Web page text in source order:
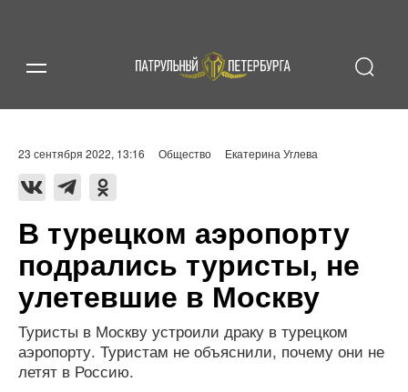
23 сентября 2022, 13:16 Общество Екатерина Углева
В турецком аэропорту
подрались туристы, не
улетевшие в Москву
Туристы в Москву устроили драку в турецком
аэропорту. Туристам не объяснили, почему они не
летят в Россию.